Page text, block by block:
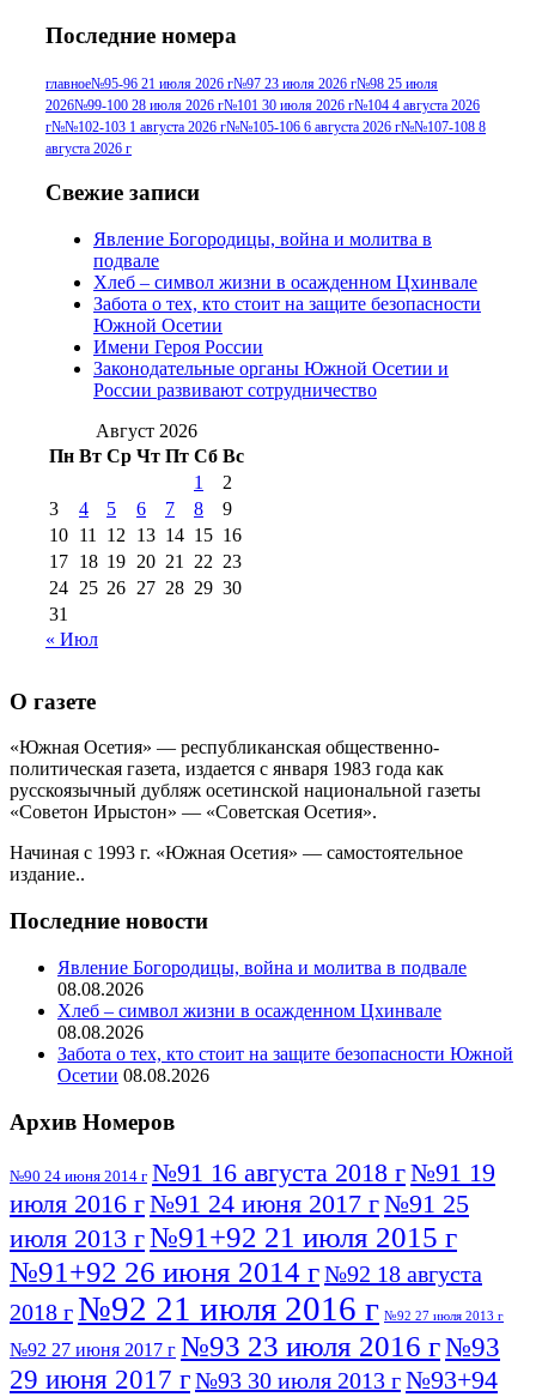
июля 2017 г(11)№96 9 августа 2012
г(13) №96 28 июля 2015 г(9) №96+97 3
июля 2014 г(10)№96+97 30 июля
2016 г(13)
июля 2017 г
2012 г
(15)
№97 30 июля 2015 г
(15)№98 1 августа 2015 г
августа 2016 г(10)№98 5 июля 2014 г(10)
№98 8 августа 2013 г
августа 2012 г(14) №98+99 11 июля
2017 г(9)
№99 4 августа
2016 г(12) №99 8 июля 2014 г
августа 2012 г(11)
августа 2013 г
(12)
Последние номера
главное№95-96 21 июля 2026 г№97 23 июля 2026 г№98 25 июля
2026№99-100 28 июля 2026 г№101 30 июля 2026 г№104 4 августа 2026
г№№102-103 1 августа 2026 г№№105-106 6 августа 2026 г№№107-108 8
августа 2026 г
Свежие записи
Явление Богородицы, война и молитва в
подвале
Хлеб – символ жизни в осажденном Цхинвале
Забота о тех, кто стоит на защите безопасности
Южной Осетии
Имени Героя России
Законодательные органы Южной Осетии и
России развивают сотрудничество
Август 2026
Пн Вт Ср Чт Пт Сб Вс
1
2
3
4 5 6 7 8
9
10 11 12 13 14 15 16
17 18 19 20 21 22 23
24 25 26 27 28 29 30
31
« Июл
О газете
«Южная Осетия» — республиканская общественно-
политическая газета, издается с января 1983 года как
русскоязычный дубляж осетинской национальной газеты
«Советон Ирыстон» — «Советская Осетия».
Начиная с 1993 г. «Южная Осетия» — самостоятельное
издание..
Последние новости
Явление Богородицы, война и молитва в подвале
08.08.2026
Хлеб – символ жизни в осажденном Цхинвале
08.08.2026
Забота о тех, кто стоит на защите безопасности Южной
Осетии 08.08.2026
Архив Номеров
№90 24 июня 2014 г №91 16 августа 2018 г№91 19
июля 2016 г№91 24 июня 2017 г№91 25
июля 2013 г№91+92 21 июля 2015 г
№91+92 26 июня 2014 г№92 18 августа
2018 г№92 21 июля 2016 г №92 27 июля 2013 г
№92 27 июня 2017 г №93 23 июля 2016 г№93
29 июня 2017 г№93 30 июля 2013 г№93+94